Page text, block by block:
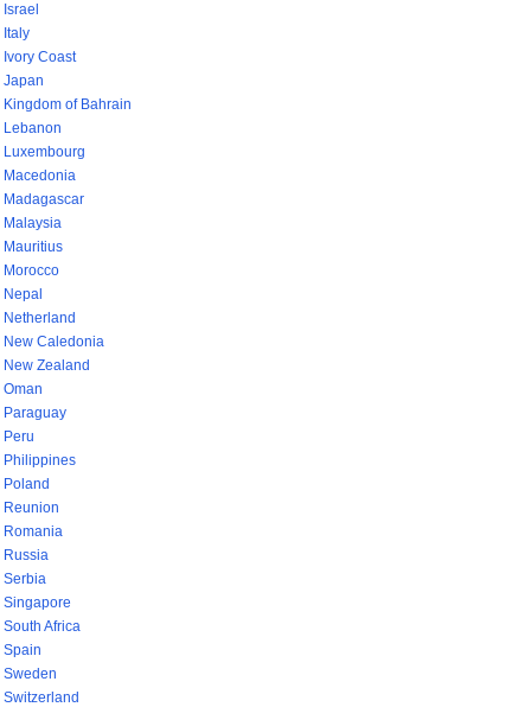
Israel
Italy
Ivory Coast
Japan
Kingdom of Bahrain
Lebanon
Luxembourg
Macedonia
Madagascar
Malaysia
Mauritius
Morocco
Nepal
Netherland
New Caledonia
New Zealand
Oman
Paraguay
Peru
Philippines
Poland
Reunion
Romania
Russia
Serbia
Singapore
South Africa
Spain
Sweden
Switzerland